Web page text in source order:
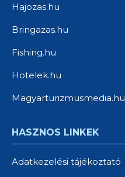
Hajozas.hu
Bringazas.hu
Fishing.hu
Hotelek.hu
Magyarturizmusmedia.hu
HASZNOS LINKEK
Adatkezelési tájékoztató